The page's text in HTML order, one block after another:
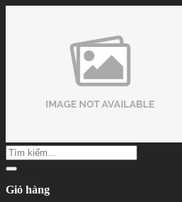
Giỏ hàng